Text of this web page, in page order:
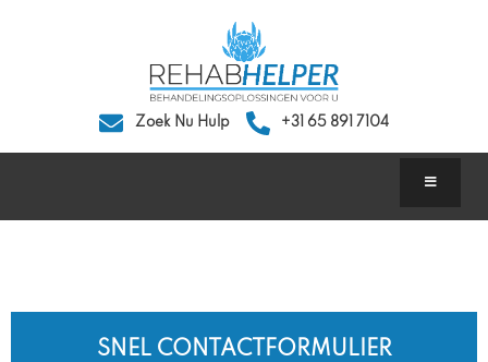
Zoek Nu Hulp +31 65 891 7104
SNEL CONTACTFORMULIER